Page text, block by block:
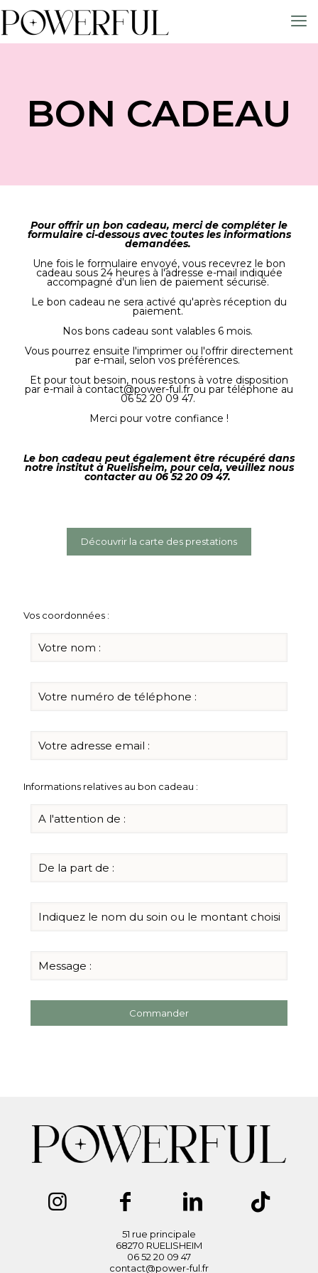
BON CADEAU
Pour offrir un bon cadeau, merci de compléter le
formulaire ci-dessous avec toutes les informations
demandées.
Une fois le formulaire envoyé, vous recevrez le bon
cadeau sous 24 heures à l'adresse e-mail indiquée
accompagné d'un lien de paiement sécurisé.
Le bon cadeau ne sera activé qu'après réception du
paiement.
Nos bons cadeau sont valables 6 mois.
Vous pourrez ensuite l'imprimer ou l'offrir directement
par e-mail, selon vos préférences.
Et pour tout besoin, nous restons à votre disposition
par e-mail à contact@power-ful.fr ou par téléphone au
06 52 20 09 47.
Merci pour votre confiance !
Le bon cadeau peut également être récupéré dans
notre institut à Ruelisheim, pour cela, veuillez nous
contacter au 06 52 20 09 47.
Découvrir la carte des prestations
Vos coordonnées :
Informations relatives au bon cadeau :
51 rue principale
68270 RUELISHEIM
06 52 20 09 47
contact@power-ful.fr